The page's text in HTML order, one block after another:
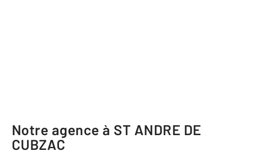
Notre agence à ST ANDRE DE
CUBZAC